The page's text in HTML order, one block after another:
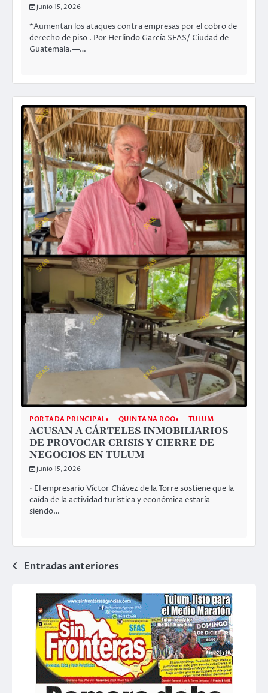
junio 15, 2026
*Aumentan los ataques contra empresas por el cobro de
derecho de piso . Por Herlindo García SFAS/ Ciudad de
Guatemala.—…
PORTADA PRINCIPAL QUINTANA ROO TULUM
ACUSAN A CÁRTELES INMOBILIARIOS
DE PROVOCAR CRISIS Y CIERRE DE
NEGOCIOS EN TULUM
junio 15, 2026
• El empresario Víctor Chávez de la Torre sostiene que la
caída de la actividad turística y económica estaría
siendo…
Navegación
entradas
Entradas anteriores